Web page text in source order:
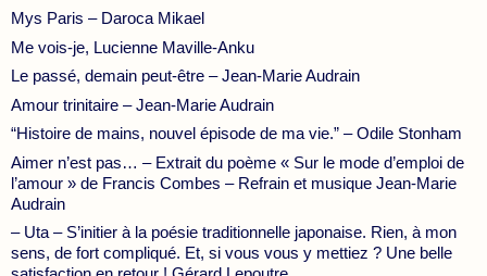
Mys Paris – Daroca Mikael
Me vois-je, Lucienne Maville-Anku
Le passé, demain peut-être – Jean-Marie Audrain
Amour trinitaire – Jean-Marie Audrain
“Histoire de mains, nouvel épisode de ma vie.” – Odile Stonham
Aimer n’est pas… – Extrait du poème « Sur le mode d’emploi de
l’amour » de Francis Combes – Refrain et musique Jean-Marie
Audrain
– Uta – S’initier à la poésie traditionnelle japonaise. Rien, à mon
sens, de fort compliqué. Et, si vous vous y mettiez ? Une belle